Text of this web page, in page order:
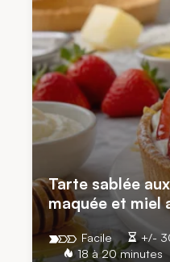
Tarte sablée
maquée et miel
+/-
18 à 20 minutes
Facile